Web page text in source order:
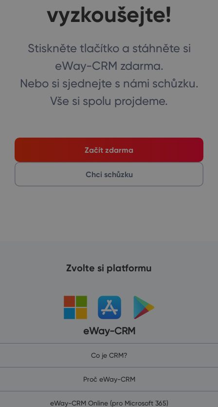
vyzkoušejte!
Stiskněte tlačítko a stáhněte si
eWay-CRM zdarma.
Nebo si sjednejte s námi schůzku.
Vše si spolu projdeme.
Začít zdarma
Chci schůzku
Zvolte si platformu
eWay-CRM
Co je CRM?
Proč eWay-CRM
eWay-CRM Online (pro Microsoft 365)